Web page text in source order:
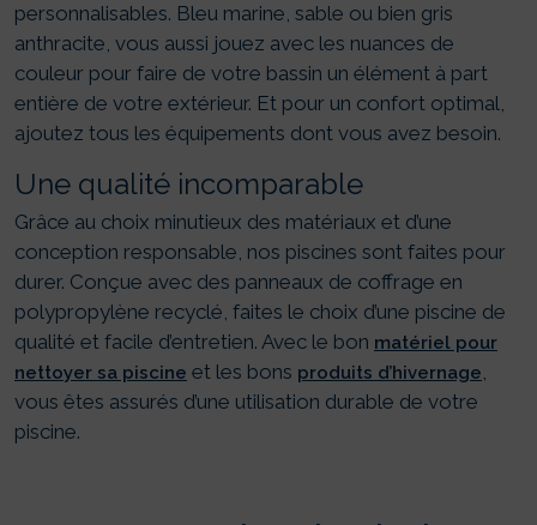
personnalisables. Bleu marine, sable ou bien gris
anthracite, vous aussi jouez avec les nuances de
couleur pour faire de votre bassin un élément à part
entière de votre extérieur. Et pour un confort optimal,
ajoutez tous les équipements dont vous avez besoin.
Une qualité incomparable
Grâce au choix minutieux des matériaux et d’une
conception responsable, nos piscines sont faites pour
durer. Conçue avec des panneaux de coffrage en
polypropylène recyclé, faites le choix d’une piscine de
qualité et facile d’entretien. Avec le bon matériel pour
nettoyer sa piscine et les bons produits d’hivernage,
vous êtes assurés d’une utilisation durable de votre
piscine.